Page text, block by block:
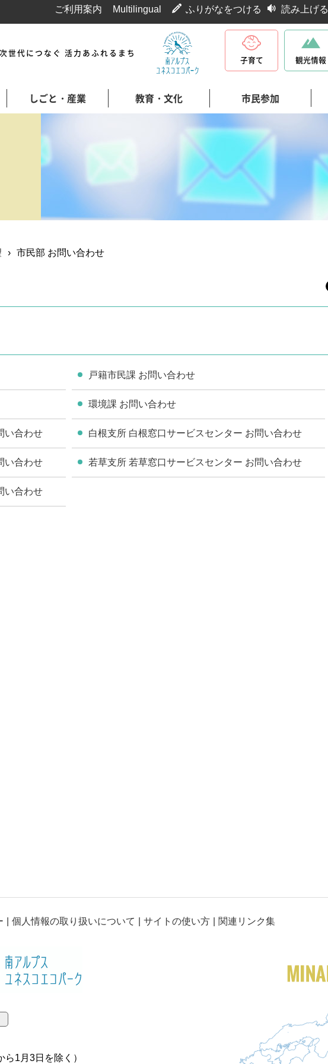
ご利用案内 Multilingual ふりがなをつける 読み上げる
世代につなぐ 活力あふれるまち
子育て 観光情報
しごと・産業 教育・文化 市民参加
› 市民部 お問い合わせ
戸籍市民課 お問い合わせ
環境課 お問い合わせ
い合わせ 白根支所 白根窓口サービスセンター お問い合わせ
い合わせ 若草支所 若草窓口サービスセンター お問い合わせ
い合わせ
個人情報の取り扱いについて サイトの使い方 関連リンク集
1月3日を除く）